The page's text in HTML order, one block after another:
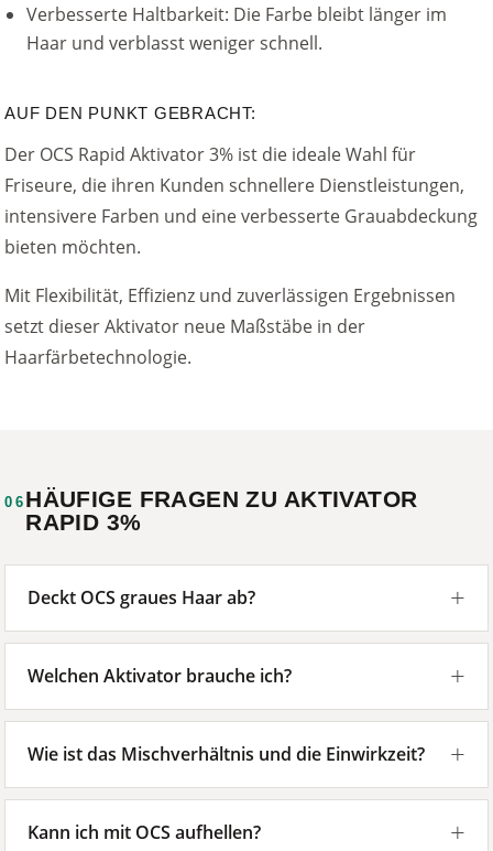
Verbesserte Haltbarkeit: Die Farbe bleibt länger im
Haar und verblasst weniger schnell.
AUF DEN PUNKT GEBRACHT:
Der OCS Rapid Aktivator 3% ist die ideale Wahl für
Friseure, die ihren Kunden schnellere Dienstleistungen,
intensivere Farben und eine verbesserte Grauabdeckung
bieten möchten.
Mit Flexibilität, Effizienz und zuverlässigen Ergebnissen
setzt dieser Aktivator neue Maßstäbe in der
Haarfärbetechnologie.
06 HÄUFIGE FRAGEN ZU AKTIVATOR
RAPID 3%
Deckt OCS graues Haar ab?
Welchen Aktivator brauche ich?
Wie ist das Mischverhältnis und die Einwirkzeit?
Kann ich mit OCS aufhellen?